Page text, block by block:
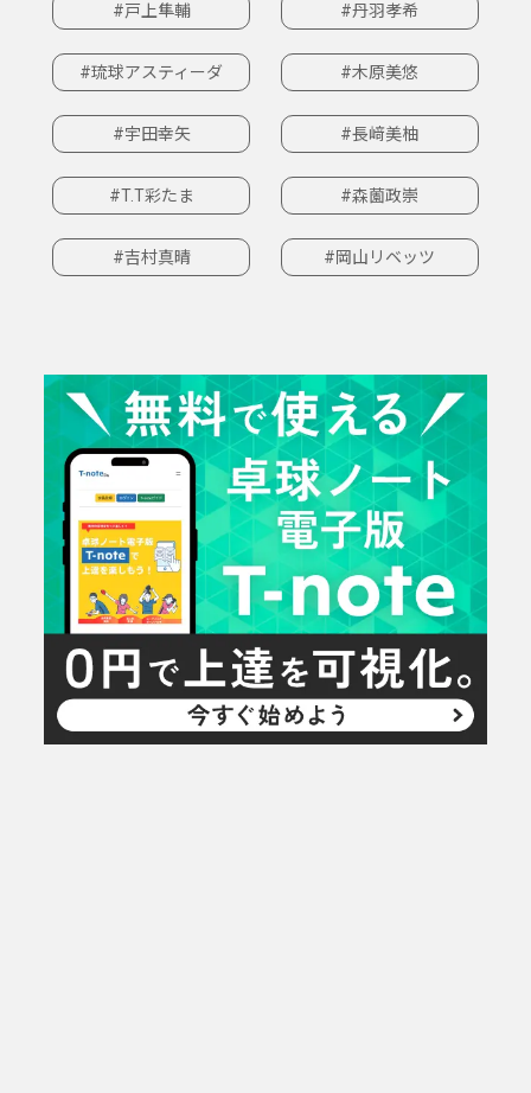
#戸上隼輔 #丹羽孝希
#琉球アスティーダ #木原美悠
#宇田幸矢 #長﨑美柚
#T.T彩たま #森薗政崇
#吉村真晴 #岡山リベッツ